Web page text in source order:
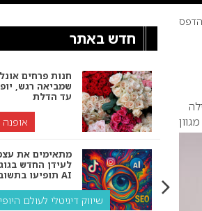
הדפס
חדש באתר
חנות פרחים
שמביאה רגש,
עד הדלת
אופנה
מתאימים את
לעידן החדש
תופיעו בתשובות AI
שיווק דיגיטלי לעולם